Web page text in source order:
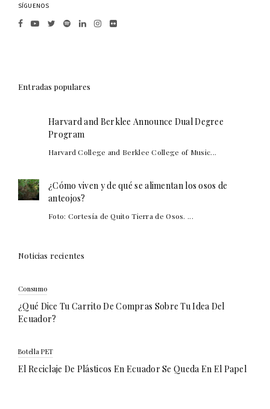
SÍGUENOS
Entradas populares
Harvard and Berklee Announce Dual Degree
Program
Harvard College and Berklee College of Music...
¿Cómo viven y de qué se alimentan los osos de
anteojos?
Foto: Cortesía de Quito Tierra de Osos. ...
Noticias recientes
Consumo
¿Qué Dice Tu Carrito De Compras Sobre Tu Idea Del
Ecuador?
Botella PET
El Reciclaje De Plásticos En Ecuador Se Queda En El Papel